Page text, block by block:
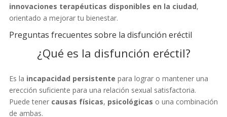
innovaciones terapéuticas disponibles en la ciudad,
orientado a mejorar tu bienestar.
Preguntas frecuentes sobre la disfunción eréctil
¿Qué es la disfunción eréctil?
Es la incapacidad persistente para lograr o mantener una
erección suficiente para una relación sexual satisfactoria.
Puede tener causas físicas, psicológicas o una combinación
de ambas.